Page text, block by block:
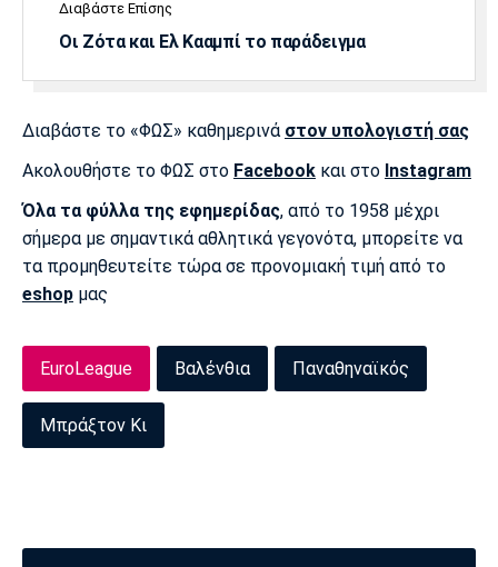
Διαβάστε Επίσης
Οι Ζότα και Ελ Κααμπί το παράδειγμα
Διαβάστε το «ΦΩΣ» καθημερινά στον υπολογιστή σας
Ακολουθήστε το ΦΩΣ στο Facebook και στο Instagram
Όλα τα φύλλα της εφημερίδας, από το 1958 μέχρι
σήμερα με σημαντικά αθλητικά γεγονότα, μπορείτε να
τα προμηθευτείτε τώρα σε προνομιακή τιμή από το
eshop μας
EuroLeague Βαλένθια Παναθηναϊκός
Μπράξτον Κι